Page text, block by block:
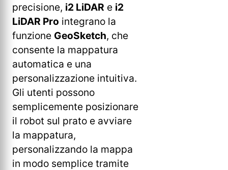
precisione, i2 LiDAR e i2
LiDAR Pro integrano la
funzione GeoSketch, che
consente la mappatura
automatica e una
personalizzazione intuitiva.
Gli utenti possono
semplicemente posizionare
il robot sul prato e avviare
la mappatura,
personalizzando la mappa
in modo semplice tramite